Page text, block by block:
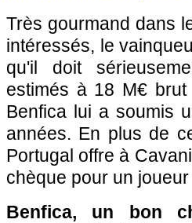
Très gourmand dans
intéressés, le
qu'il doit
estimés à 18 M€
Benfica lui a soumis
années. En plus de
Portugal offre à
chèque pour un
Benfica, un bon